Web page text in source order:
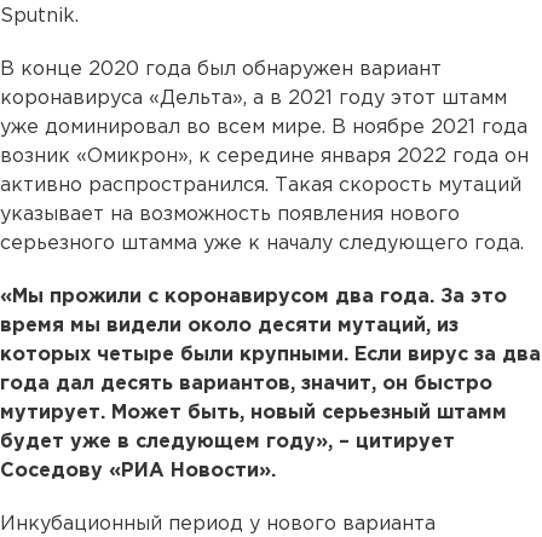
Sputnik.
В конце 2020 года был обнаружен вариант
коронавируса «Дельта», а в 2021 году этот штамм
уже доминировал во всем мире. В ноябре 2021 года
возник «Омикрон», к середине января 2022 года он
активно распространился. Такая скорость мутаций
указывает на возможность появления нового
серьезного штамма уже к началу следующего года.
«Мы прожили с коронавирусом два года. За это
время мы видели около десяти мутаций, из
которых четыре были крупными. Если вирус за два
года дал десять вариантов, значит, он быстро
мутирует. Может быть, новый серьезный штамм
будет уже в следующем году», – цитирует
Соседову «РИА Новости».
Инкубационный период у нового варианта